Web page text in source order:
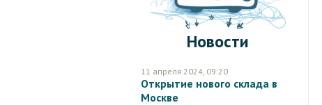
Новости
11 апреля 2024, 09:20
Открытие нового склада в
Москве